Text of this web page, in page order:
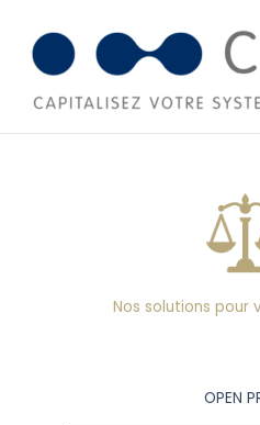
contenu
Nos solutions pour
OPEN